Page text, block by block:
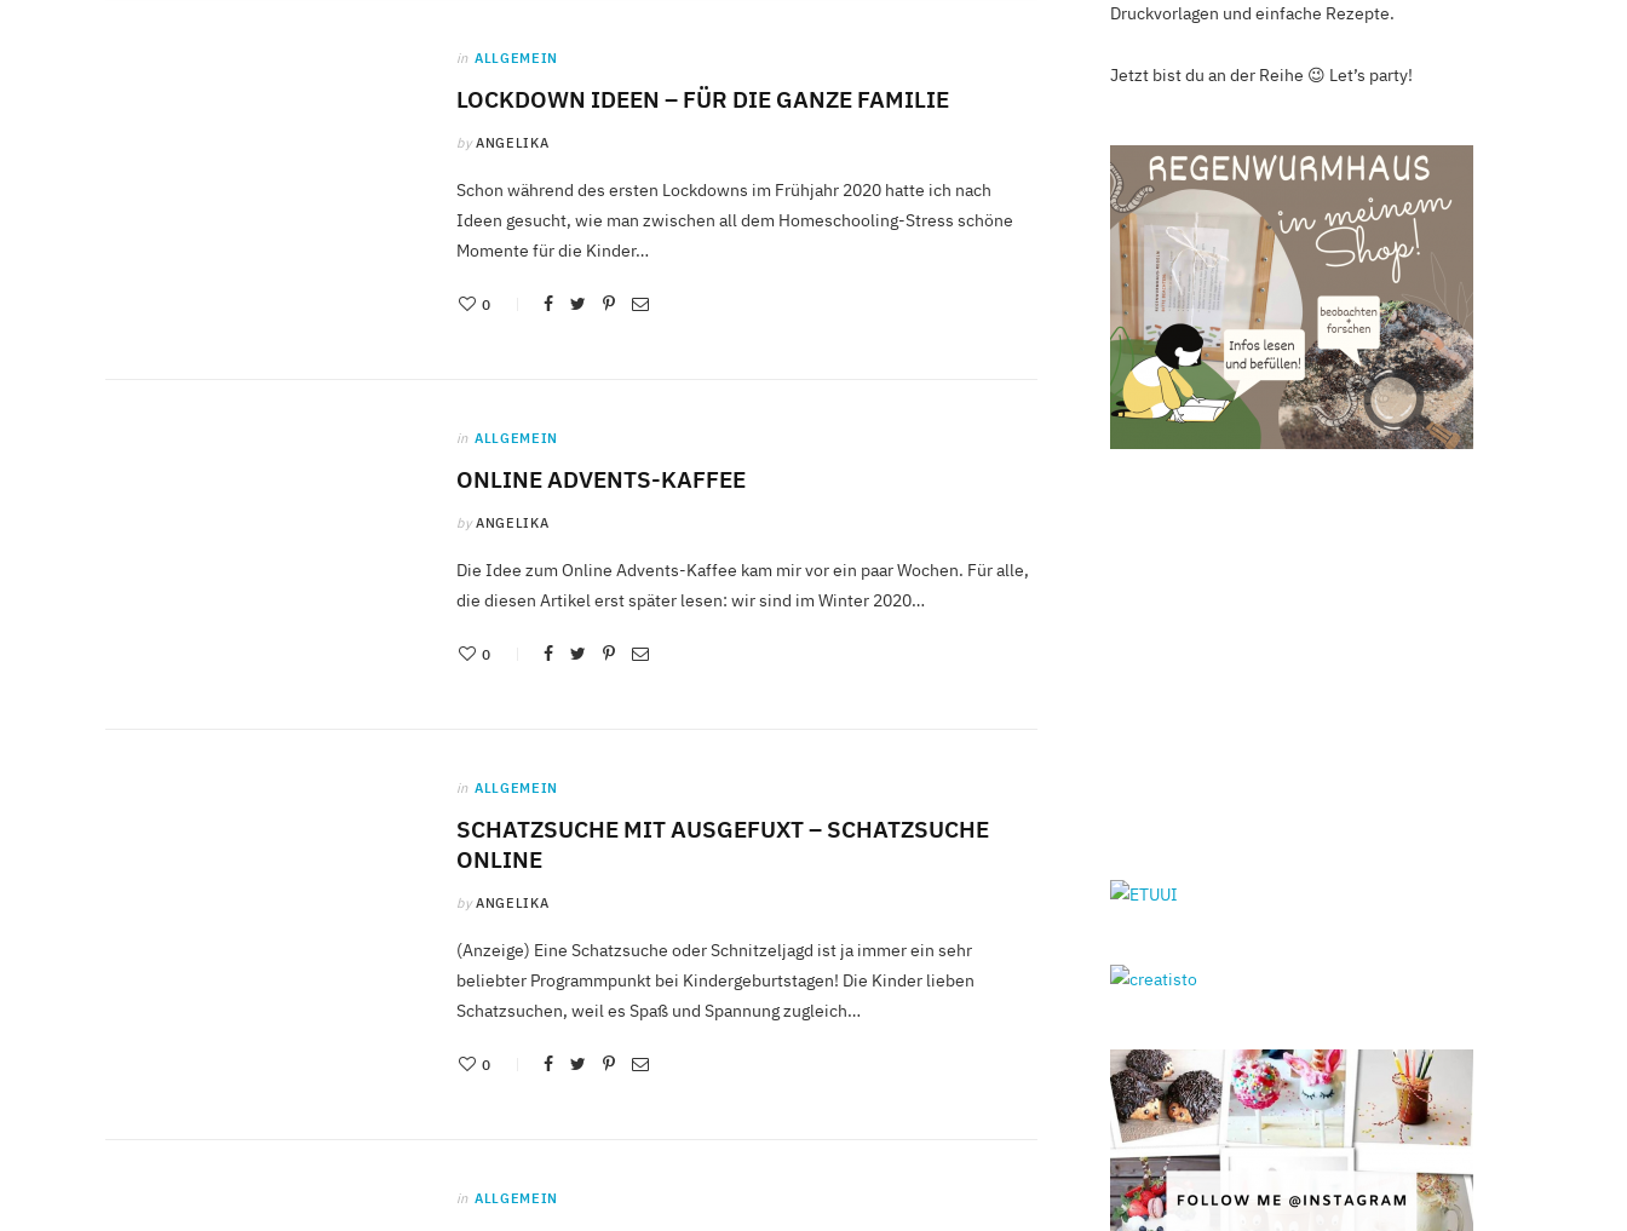
in ALLGEMEIN
LOCKDOWN IDEEN – FÜR DIE GANZE FAMILIE
by ANGELIKA
Schon während des ersten Lockdowns im Frühjahr 2020 hatte ich nach
Ideen gesucht, wie man zwischen all dem Homeschooling-Stress schöne
Momente für die Kinder…
0
in ALLGEMEIN
ONLINE ADVENTS-KAFFEE
by ANGELIKA
Die Idee zum Online Advents-Kaffee kam mir vor ein paar Wochen. Für alle,
die diesen Artikel erst später lesen: wir sind im Winter 2020…
0
in ALLGEMEIN
SCHATZSUCHE MIT AUSGEFUXT – SCHATZSUCHE
ONLINE
by ANGELIKA
(Anzeige) Eine Schatzsuche oder Schnitzeljagd ist ja immer ein sehr
beliebter Programmpunkt bei Kindergeburtstagen! Die Kinder lieben
Schatzsuchen, weil es Spaß und Spannung zugleich…
0
in ALLGEMEIN
Druckvorlagen und einfache Rezepte.
Jetzt bist du an der Reihe 😉 Let’s party!